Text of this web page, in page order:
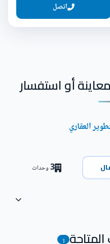
اتصل
أو استفسار
العقاري
3وحدات
3